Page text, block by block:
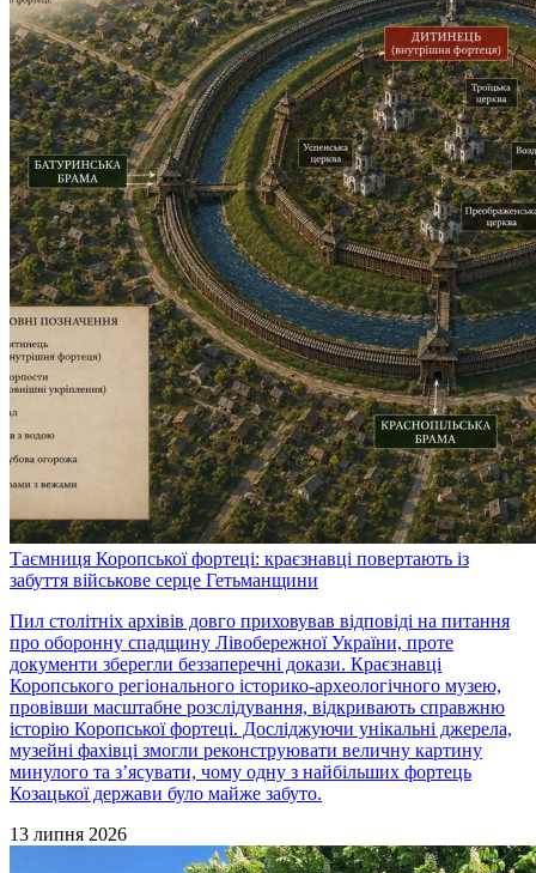
Таємниця Коропської фортеці: краєзнавці повертають із
забуття військове серце Гетьманщини
Пил столітніх архівів довго приховував відповіді на питання
про оборонну спадщину Лівобережної України, проте
документи зберегли беззаперечні докази. Краєзнавці
Коропського регіонального історико-археологічного музею,
провівши масштабне розслідування, відкривають справжню
історію Коропської фортеці. Досліджуючи унікальні джерела,
музейні фахівці змогли реконструювати величну картину
минулого та з’ясувати, чому одну з найбільших фортець
Козацької держави було майже забуто.
13 липня 2026